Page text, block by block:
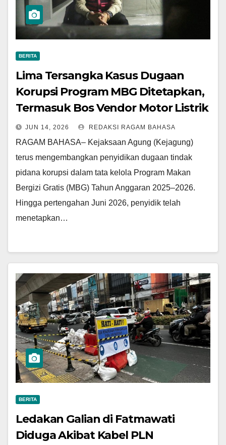
BERITA
Lima Tersangka Kasus Dugaan
Korupsi Program MBG Ditetapkan,
Termasuk Bos Vendor Motor Listrik
JUN 14, 2026 REDAKSI RAGAM BAHASA
RAGAM BAHASA– Kejaksaan Agung (Kejagung)
terus mengembangkan penyidikan dugaan tindak
pidana korupsi dalam tata kelola Program Makan
Bergizi Gratis (MBG) Tahun Anggaran 2025–2026.
Hingga pertengahan Juni 2026, penyidik telah
menetapkan…
BERITA
Ledakan Galian di Fatmawati
Diduga Akibat Kabel PLN